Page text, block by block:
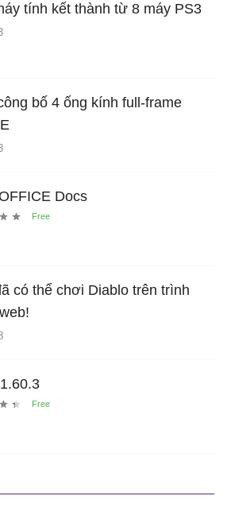
tính kết thành từ 8 máy PS3
bố 4 ống kính full-frame
Docs
có thể chơi Diablo trên trình